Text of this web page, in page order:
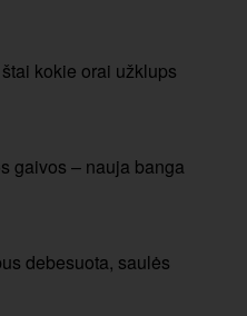
kokie orai užklups
gaivos – nauja banga
debesuota, saulės